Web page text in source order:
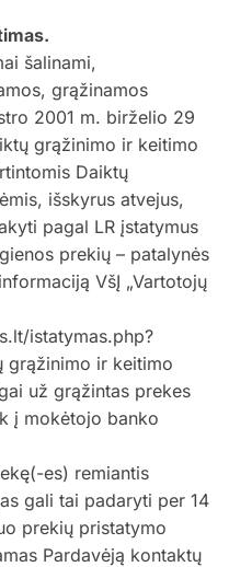
šalinami,
grąžinamos
2001 m. birželio 29
grąžinimo ir keitimo
Daiktų
išskyrus atvejus,
pagal LR įstatymus
prekių – patalynės
VšĮ „Vartotojų
istatymas.php?
grąžinimo ir keitimo
už grąžintas prekes
į mokėtojo banko
es) remiantis
gali tai padaryti per 14
prekių pristatymo
Pardavėją kontaktų